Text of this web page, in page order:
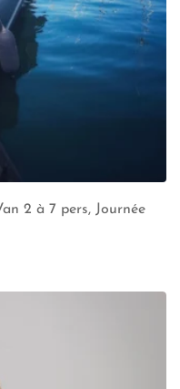
2 à 7 pers, Journée